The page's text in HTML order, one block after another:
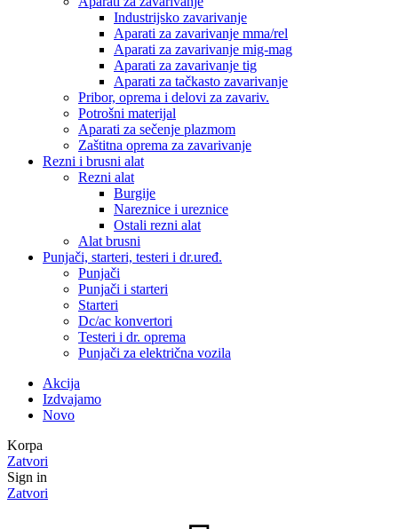
Industrijsko zavarivanje
Aparati za zavarivanje mma/rel
Aparati za zavarivanje mig-mag
Aparati za zavarivanje tig
Aparati za tačkasto zavarivanje
Pribor, oprema i delovi za zavariv.
Potrošni materijal
Aparati za sečenje plazmom
Zaštitna oprema za zavarivanje
Rezni i brusni alat
Rezni alat
Burgije
Nareznice i ureznice
Ostali rezni alat
Alat brusni
Punjači, starteri, testeri i dr.uređ.
Punjači
Punjači i starteri
Starteri
Dc/ac konvertori
Testeri i dr. oprema
Punjači za električna vozila
Akcija
Izdvajamo
Novo
Korpa
Zatvori
Sign in
Zatvori